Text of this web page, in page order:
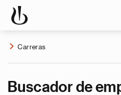
Carreras
Buscador de